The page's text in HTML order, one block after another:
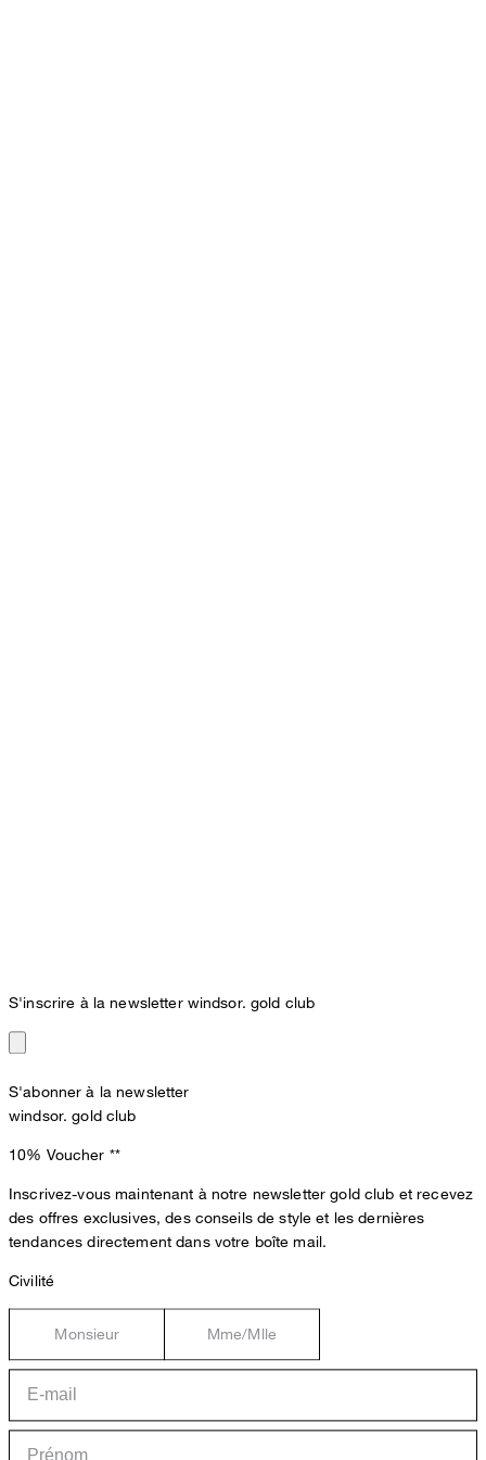
S'inscrire à la newsletter windsor. gold club
S'abonner à la newsletter
windsor. gold club
10% Voucher **
Inscrivez-vous maintenant à notre newsletter gold club et recevez
des offres exclusives, des conseils de style et les dernières
tendances directement dans votre boîte mail.
Civilité
Monsieur Mme/Mlle